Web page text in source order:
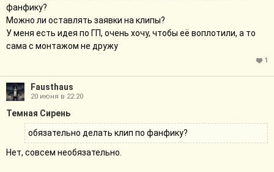
фанфику?
Можно ли оставлять заявки на клипы?
У меня есть идея по ГП, очень хочу, чтобы её воплотили, а то
сама с монтажом не дружу
1
Fausthaus
20 июня в 22:20
Темная Сирень
обязательно делать клип по фанфику?
Нет, совсем необязательно.